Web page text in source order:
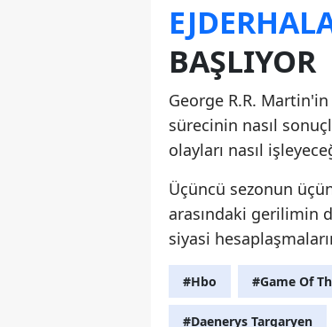
BAŞLIYOR
George R.R. Martin'in
sürecinin nasıl
olayları nasıl
Üçüncü sezonun
arasındaki gerilimin
siyasi
#Hbo #Game Of
#Daenerys Targaryen